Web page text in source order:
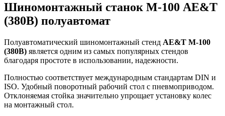
Шиномонтажный станок М-100 AE&T
(380В) полуавтомат
Полуавтоматический шиномонтажный стенд AE&T М-100
(380В) является одним из самых популярных стендов
благодаря простоте в использовании, надежности.
Полностью соответствует международным стандартам DIN и
ISO. Удобный поворотный рабочий стол с пневмоприводом.
Отклоняемая стойка значительно упрощает установку колес
на монтажный стол.